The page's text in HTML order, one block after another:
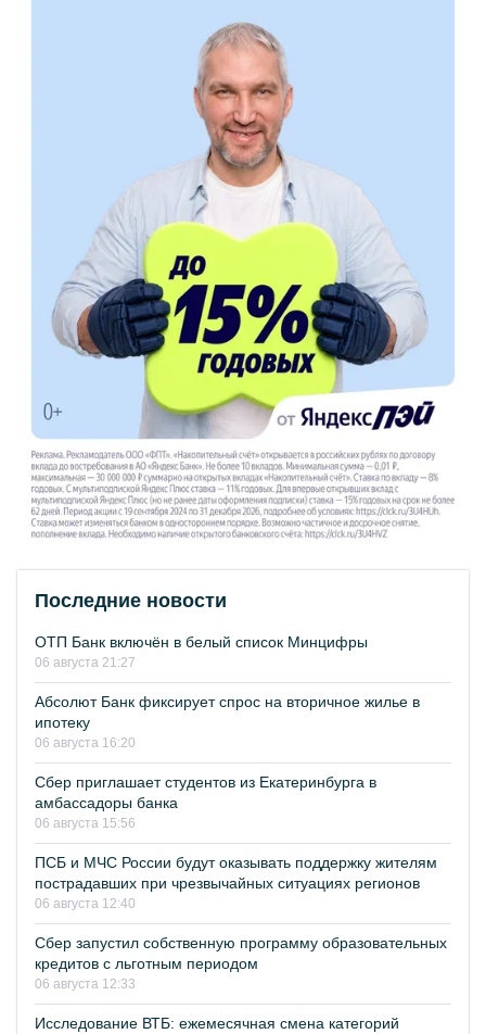
Последние новости
ОТП Банк включён в белый список Минцифры
06 августа 21:27
Абсолют Банк фиксирует спрос на вторичное жилье в
ипотеку
06 августа 16:20
Сбер приглашает студентов из Екатеринбурга в
амбассадоры банка
06 августа 15:56
ПСБ и МЧС России будут оказывать поддержку жителям
пострадавших при чрезвычайных ситуациях регионов
06 августа 12:40
Сбер запустил собственную программу образовательных
кредитов с льготным периодом
06 августа 12:33
Исследование ВТБ: ежемесячная смена категорий